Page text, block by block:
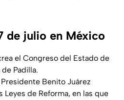
de julio en México
el Congreso del Estado de
Padilla.
Benito Juárez
Leyes de Reforma, en las que